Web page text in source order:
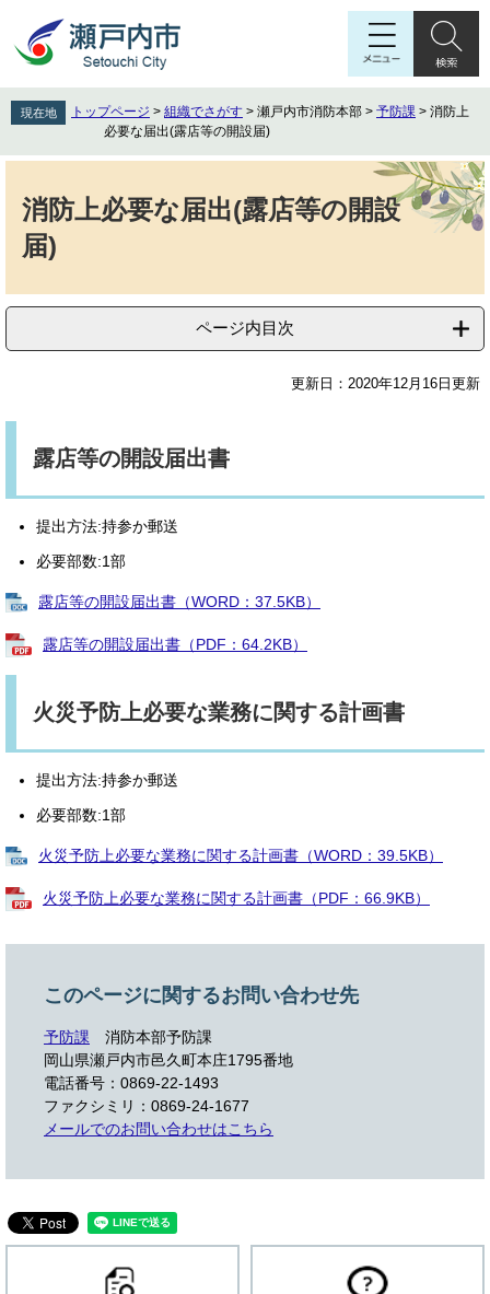
先
頭
を
飛
現在地 トップページ > 組織でさがす > 瀬戸内市消防本部 > 予防課 > 消防上
必要な届出(露店等の開設届)
消防上必要な届出(露店等の開設
届)
ページ内目次
更新日：2020年12月16日更新
露店等の開設届出書
提出方法:持参か郵送
必要部数:1部
露店等の開設届出書（WORD：37.5KB）
露店等の開設届出書（PDF：64.2KB）
火災予防上必要な業務に関する計画書
提出方法:持参か郵送
必要部数:1部
火災予防上必要な業務に関する計画書（WORD：39.5KB）
火災予防上必要な業務に関する計画書（PDF：66.9KB）
このページに関するお問い合わせ先
予防課
消防本部予防課
岡山県瀬戸内市邑久町本庄1795番地
電話番号：0869-22-1493
ファクシミリ：0869-24-1677
メールでのお問い合わせはこちら